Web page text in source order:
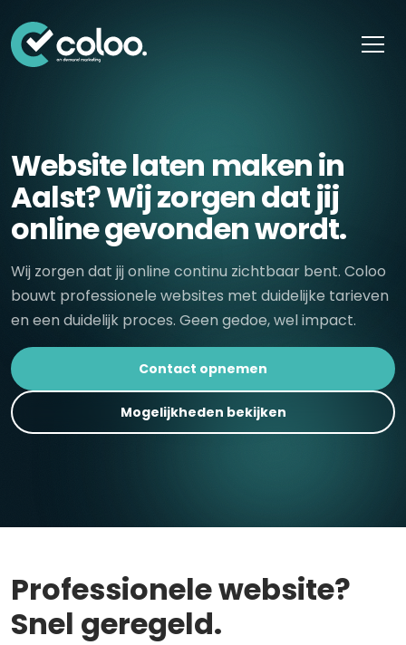
Website laten maken in
Aalst? Wij zorgen dat jij
online gevonden wordt.
Wij zorgen dat jij online continu zichtbaar bent. Coloo
bouwt professionele websites met duidelijke tarieven
en een duidelijk proces. Geen gedoe, wel impact.
Contact opnemen
Mogelijkheden bekijken
Professionele website?
Snel geregeld.